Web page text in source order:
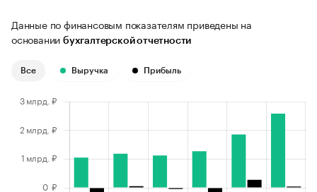
Данные по финансовым показателям приведены на
основании бухгалтерской отчетности
Все Выручка Прибыль